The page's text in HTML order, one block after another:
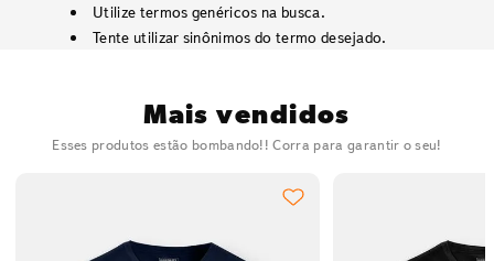
Utilize termos genéricos na busca.
Tente utilizar sinônimos do termo desejado.
Mais vendidos
Esses produtos estão bombando!! Corra para garantir o seu!